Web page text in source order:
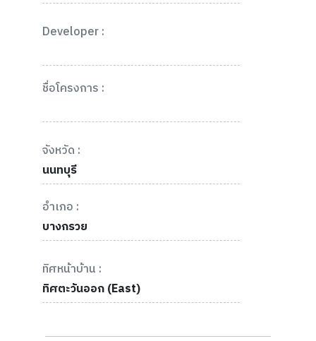
Developer :
ชื่อโครงการ :
จังหวัด :
นนทบุรี
อำเภอ :
บางกรวย
ทิศหน้าบ้าน :
ทิศตะวันออก (East)